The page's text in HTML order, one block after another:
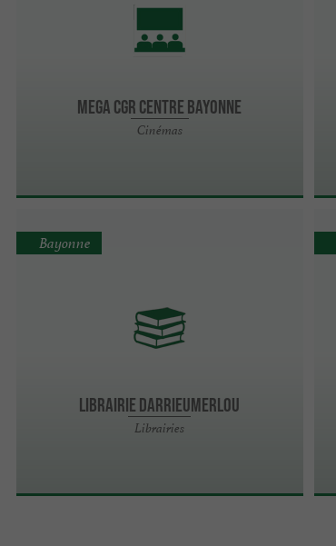
MEGA CGR Centre Bayonne
Cinémas
Librairie Darrieumerlou
Librairies
Bayonne